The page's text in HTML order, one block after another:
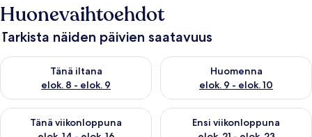
Huonevaihtoehdot
Tarkista näiden päivien saatavuus
Tänä iltana
elok. 8 - elok. 9
Tarkista tämän illan saatavuus elok. 8 - elok. 9
Huomenna
elok. 9 - elok. 10
Tarkista huomisen saatavuus
Tänä viikonloppuna
Tarkista tämän viikonlopun saatavuus elok. 14 - elok. 16
Ensi viikonloppuna
Tarkista ensi viikonlopun